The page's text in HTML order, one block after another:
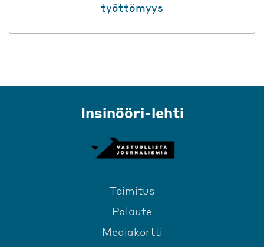
työttömyys
Insinööri-lehti
Toimitus
Palaute
Mediakortti